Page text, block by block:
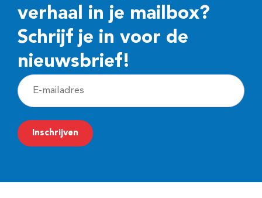
verhaal in je mailbox?
Schrijf je in voor de
nieuwsbrief!
E
-
m
a
Inschrijven